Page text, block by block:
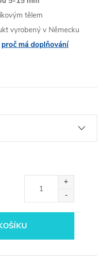
tělem
vyrobený v Německu
proč má doplňování